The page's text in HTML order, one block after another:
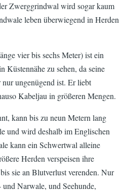
Zwerggrindwal wird sogar kaum
leben überwiegend in Herden
vier bis sechs Meter) ist ein
Küstennähe zu sehen, da seine
ungenügend ist. Er liebt
Kabeljau in größeren Mengen.
kann bis zu neun Metern lang
und wird deshalb im Englischen
kann ein Schwertwal alleine
Herden verspeisen ihre
sie an Blutverlust verenden. Nur
Narwale, und Seehunde,